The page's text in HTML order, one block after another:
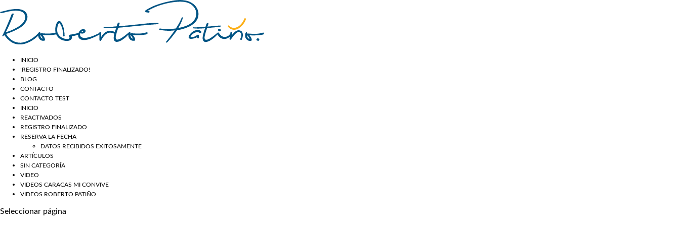
INICIO
¡REGISTRO FINALIZADO!
BLOG
CONTACTO
CONTACTO TEST
INICIO
REACTIVADOS
REGISTRO FINALIZADO
RESERVA LA FECHA
DATOS RECIBIDOS EXITOSAMENTE
ARTÍCULOS
SIN CATEGORÍA
VIDEO
VIDEOS CARACAS MI CONVIVE
VIDEOS ROBERTO PATIÑO
Seleccionar página